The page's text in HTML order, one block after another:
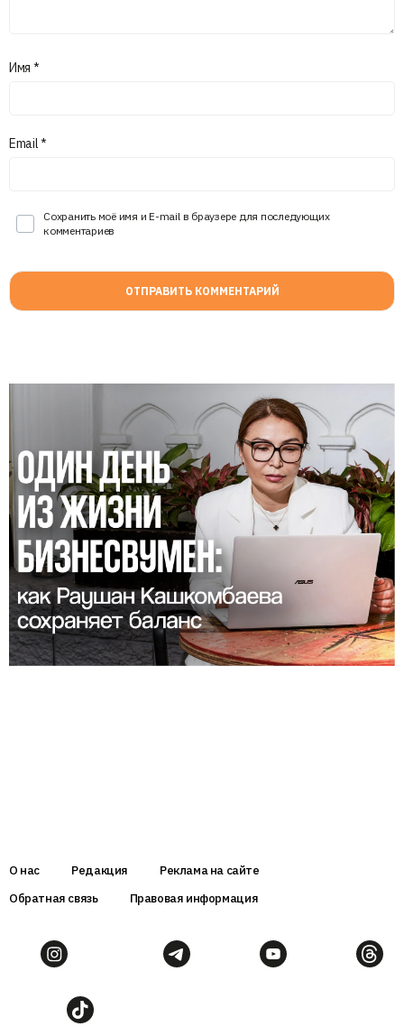
Имя *
Email*
Сохранить моё имя и E-mail в браузере для последующих
комментариев
О нас Редакция
Реклама на сайте
Обратная связь
Правовая информация